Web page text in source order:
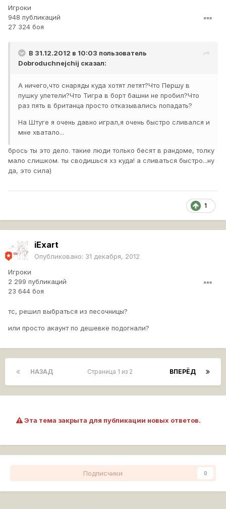
Игроки
948 публикаций
27 324 боя
В 31.12.2012 в 10:03 пользователь
Dobroduchnejchij сказал:
А ничего,что снаряды куда хотят летят?Что Першу в
пушку улетели?Что Тигра в борт башни не пробил?Что
раз пять в британца просто отказывались попадать?
На Штуге я очень давно играл,я очень быстро сливался и
мне хватало...
брось ты это дело. такие люди только бесят в рандоме, толку
мало слишком. ты сводишься хз куда! а сливаться быстро...ну
да, это сила)
1
iExart
Опубликовано: 31 декабря, 2012
Игроки
2 299 публикаций
23 644 боя
тс, решил выбраться из песочницы?
или просто акаунт по дешевке подогнали?
НАЗАД ВПЕРЁД
Страница 1 из 2
Эта тема закрыта для публикации новых ответов.
Подписчики 0